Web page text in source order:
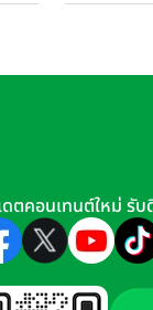
ดตคอนเทนต์ใหม่ รั